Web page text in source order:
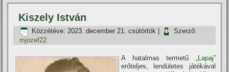
Kiszely István
Közzétéve: 2023. december 21. csütörtök
Szerző:
mjozef22
A hatalmas termetű „Lapaj”
erőteljes, lendületes játékával